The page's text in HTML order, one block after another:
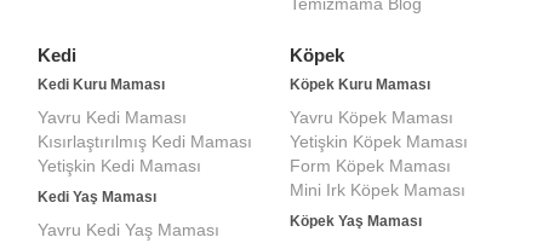
Kedi
Kedi Kuru Maması
Yavru Kedi Maması
Kısırlaştırılmış Kedi Maması
Yetişkin Kedi Maması
Kedi Yaş Maması
Yavru Kedi Yaş Maması
Köpek
Köpek Kuru Maması
Yavru Köpek Maması
Yetişkin Köpek Maması
Form Köpek Maması
Mini Irk Köpek Maması
Köpek Yaş Maması